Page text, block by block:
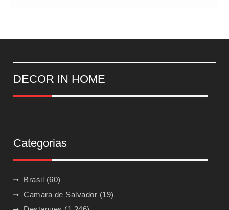
DECOR IN HOME
Categorias
Brasil (60)
Camara de Salvador (19)